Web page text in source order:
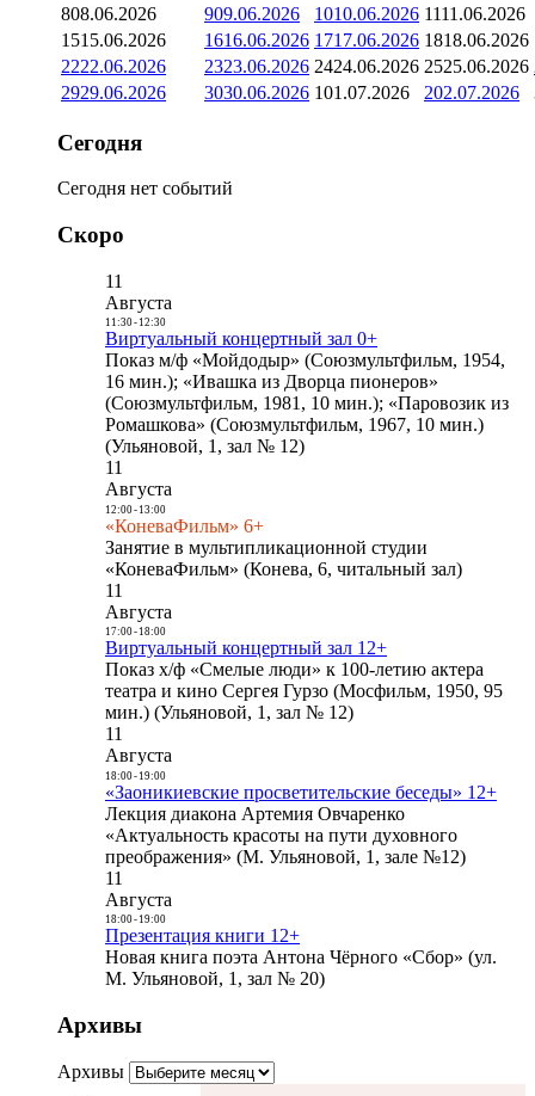
808.06.2026 909.06.2026 1010.06.2026 1111.06.2026
1515.06.2026 1616.06.2026 1717.06.2026 1818.06.2026
2222.06.2026 2323.06.2026 2424.06.2026 2525.06.2026
2929.06.2026 3030.06.2026 101.07.2026 202.07.2026
Сегодня
Сегодня нет событий
Скоро
11
Августа
11:30- 12:30
Виртуальный концертный зал 0+
Показ м/ф «Мойдодыр» (Союзмультфильм, 1954,
16 мин.); «Ивашка из Дворца пионеров»
(Союзмультфильм, 1981, 10 мин.); «Паровозик из
Ромашкова» (Союзмультфильм, 1967, 10 мин.)
(Ульяновой, 1, зал № 12)
11
Августа
12:00- 13:00
«КоневаФильм» 6+
Занятие в мультипликационной студии
«КоневаФильм» (Конева, 6, читальный зал)
11
Августа
17:00- 18:00
Виртуальный концертный зал 12+
Показ х/ф «Смелые люди» к 100-летию актера
театра и кино Сергея Гурзо (Мосфильм, 1950, 95
мин.) (Ульяновой, 1, зал № 12)
11
Августа
18:00- 19:00
«Заоникиевские просветительские беседы» 12+
Лекция диакона Артемия Овчаренко
«Актуальность красоты на пути духовного
преображения» (М. Ульяновой, 1, зале №12)
11
Августа
18:00- 19:00
Презентация книги 12+
Новая книга поэта Антона Чёрного «Сбор» (ул.
М. Ульяновой, 1, зал № 20)
Архивы
Архивы